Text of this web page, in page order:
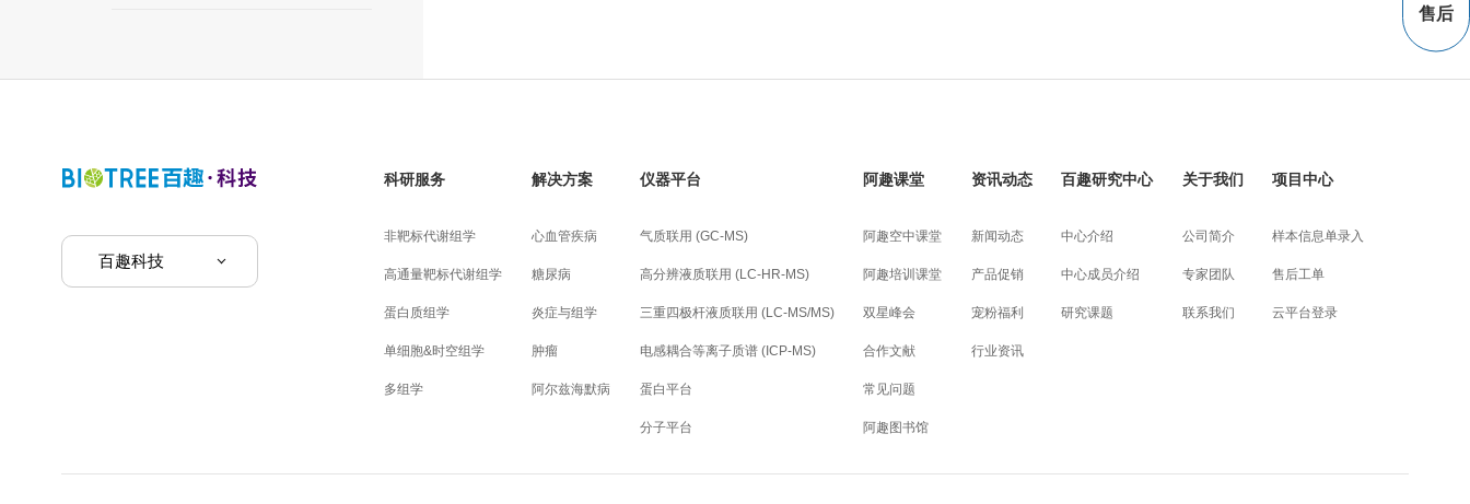
百趣科技
科研服务
非靶标代谢组学
高通量靶标代谢组学
蛋白质组学
单细胞&时空组学
多组学
解决方案
心血管疾病
糖尿病
炎症与组学
肿瘤
阿尔兹海默病
仪器平台
气质联用 (GC-MS)
高分辨液质联用 (LC-HR-MS)
三重四极杆液质联用 (LC-MS/MS)
电感耦合等离子质谱 (ICP-MS)
蛋白平台
分子平台
阿趣课堂
阿趣空中课堂
阿趣培训课堂
双星峰会
合作文献
常见问题
阿趣图书馆
资讯动态
新闻动态
产品促销
宠粉福利
行业资讯
百趣研究中心
中心介绍
中心成员介绍
研究课题
关于我们
公司简介
专家团队
联系我们
项目中心
样本信息单录入
售后工单
云平台登录
售后